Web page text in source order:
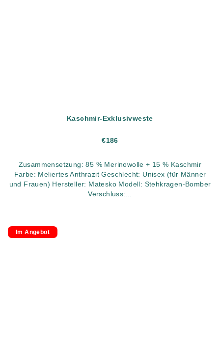
Kaschmir-Exklusivweste
€186
Zusammensetzung: 85 % Merinowolle + 15 % Kaschmir
Farbe: Meliertes Anthrazit Geschlecht: Unisex (für Männer
und Frauen) Hersteller: Matesko Modell: Stehkragen-Bomber
Verschluss:...
Im Angebot